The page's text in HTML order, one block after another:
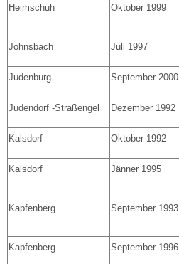
Heimschuh Oktober 1999
Johnsbach Juli 1997
Judenburg September 2000
Judendorf -Straßengel Dezember 1992
Kalsdorf Oktober 1992
Kalsdorf Jänner 1995
Kapfenberg September 1993
Kapfenberg September 1996